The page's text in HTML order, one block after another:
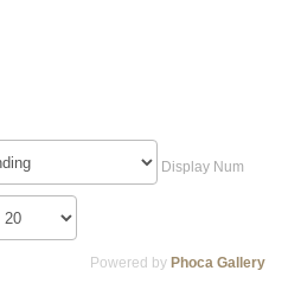
Display Num
Powered by Phoca Gallery